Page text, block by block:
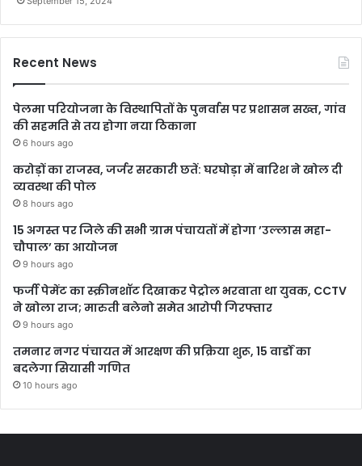
Recent News
पेलमा परियोजना के विस्थापितों के पुनर्वास पर प्रशासन सख्त, गांव
की सहमति से तय होगा नया ठिकाना
6 hours ago
करोड़ों का राजस्व, जर्जर सरकारी छतें: घरघोड़ा में बारिश ने खोल दी
व्यवस्था की पोल
8 hours ago
15 अगस्त पर जिले की सभी ग्राम पंचायतों में होगा ’उल्लास महा-
चौपाल’ का आयोजन
9 hours ago
फर्जी पेमेंट का स्क्रीनशॉट दिखाकर पेट्रोल भरवाता था युवक, CCTV
ने खोला राज; मारुती बलेनो समेत आरोपी गिरफ्तार
9 hours ago
तमनार नगर पंचायत में आरक्षण की प्रक्रिया शुरू, 15 वार्डों का
बदलेगा सियासी गणित
10 hours ago